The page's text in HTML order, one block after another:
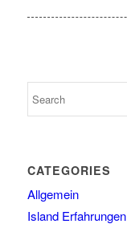
CATEGORIES
Allgemein
Island Erfahrungen